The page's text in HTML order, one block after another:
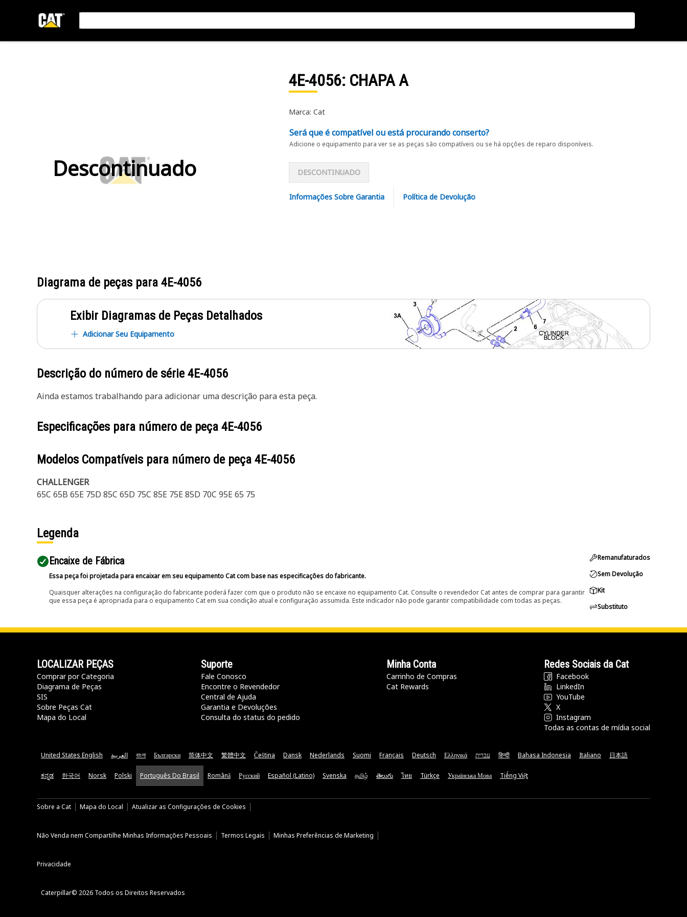
Descontinuado
4E-4056: CHAPA A
Marca: Cat
Será que é compatível ou está procurando conserto?
Adicione o equipamento para ver se as peças são compatíveis ou se há opções de reparo disponíveis.
DESCONTINUADO
Informações Sobre Garantia Política de Devolução
Diagrama de peças para 4E-4056
Exibir Diagramas de Peças Detalhados
Adicionar Seu Equipamento
Descrição do número de série 4E-4056
Ainda estamos trabalhando para adicionar uma descrição para esta peça.
Especificações para número de peça 4E-4056
Modelos Compatíveis para número de peça 4E-4056
CHALLENGER
65C 65B 65E 75D 85C 65D 75C 85E 75E 85D 70C 95E 65 75
Legenda
Encaixe de Fábrica
Essa peça foi projetada para encaixar em seu equipamento Cat com base nas especificações do fabricante.
Quaisquer alterações na configuração do fabricante poderá fazer com que o produto não se encaixe no equipamento Cat. Consulte o revendedor Cat antes de comprar para garantir
que essa peça é apropriada para o equipamento Cat em sua condição atual e configuração assumida. Este indicador não pode garantir compatibilidade com todas as peças.
Remanufaturados
Sem Devolução
Kit
Substituto
LOCALIZAR PEÇAS
Comprar por Categoria
Diagrama de Peças
SIS
Sobre Peças Cat
Mapa do Local
Suporte
Fale Conosco
Encontre o Revendedor
Central de Ajuda
Garantia e Devoluções
Consulta do status do pedido
Minha Conta
Carrinho de Compras
Cat Rewards
Redes Sociais da Cat
Facebook
LinkedIn
YouTube
X
Instagram
Todas as contas de mídia social
United States English العربية বাংলা Български 简体中文 繁體中文 Čeština Dansk Nederlands Suomi Français Deutsch Ελληνικά עברית हिन्दी Bahasa Indonesia Italiano 日本語
ಕನ್ನಡ 한국어 Norsk Polski Português Do Brasil Română Русский Español (Latino) Svenska தமிழ் తెలుగు ไทย Türkçe Українська Мова Tiếng Việt
Sobre a Cat Mapa do Local Atualizar as Configurações de Cookies
Não Venda nem Compartilhe Minhas Informações Pessoais Termos Legais Minhas Preferências de Marketing
Privacidade
Caterpillar© 2026 Todos os Direitos Reservados